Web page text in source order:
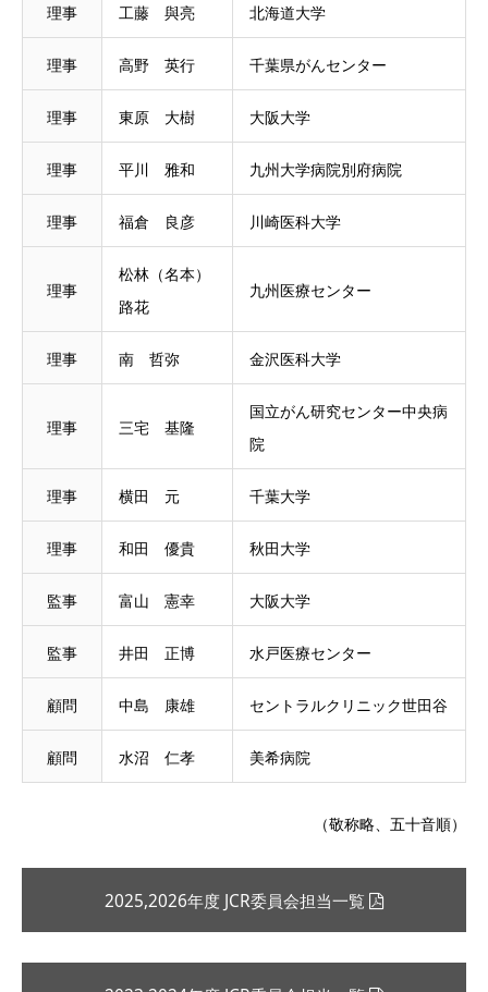
理事 工藤 與亮 北海道大学
理事 高野 英行 千葉県がんセンター
理事 東原 大樹 大阪大学
理事 平川 雅和 九州大学病院別府病院
理事 福倉 良彦 川崎医科大学
理事
松林（名本）
路花
九州医療センター
理事 南 哲弥 金沢医科大学
理事 三宅 基隆
国立がん研究センター中央病
院
理事 横田 元 千葉大学
理事 和田 優貴 秋田大学
監事 富山 憲幸 大阪大学
監事 井田 正博 水戸医療センター
顧問 中島 康雄 セントラルクリニック世田谷
顧問 水沼 仁孝 美希病院
（敬称略、五十音順）
2025,2026年度 JCR委員会担当一覧